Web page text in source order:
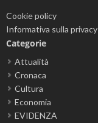
Cookie policy
Informativa sulla privacy
Categorie
Attualità
Cronaca
Cultura
Economia
EVIDENZA